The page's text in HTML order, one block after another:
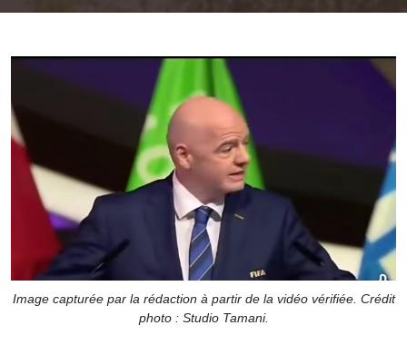
Image capturée par la rédaction à partir de la vidéo vérifiée. Crédit
photo : Studio Tamani.